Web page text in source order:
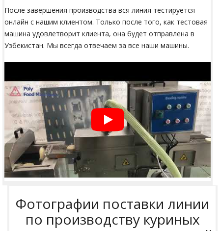
После завершения производства вся линия тестируется
онлайн с нашим клиентом. Только после того, как тестовая
машина удовлетворит клиента, она будет отправлена в
Узбекистан. Мы всегда отвечаем за все наши машины.
Фотографии поставки линии
по производству куриных